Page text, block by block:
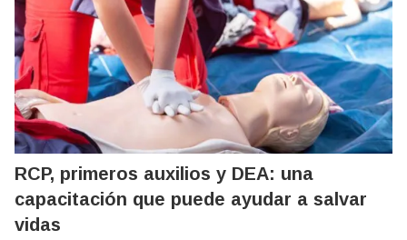
RCP, primeros auxilios y DEA: una
capacitación que puede ayudar a salvar
vidas